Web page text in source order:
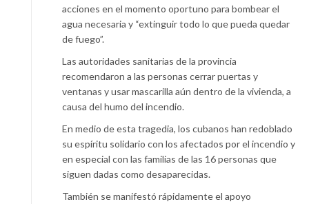
acciones en el momento oportuno para bombear el
agua necesaria y “extinguir todo lo que pueda quedar
de fuego”.
Las autoridades sanitarias de la provincia
recomendaron a las personas cerrar puertas y
ventanas y usar mascarilla aún dentro de la vivienda, a
causa del humo del incendio.
En medio de esta tragedia, los cubanos han redoblado
su espíritu solidario con los afectados por el incendio y
en especial con las familias de las 16 personas que
siguen dadas como desaparecidas.
También se manifestó rápidamente el apoyo